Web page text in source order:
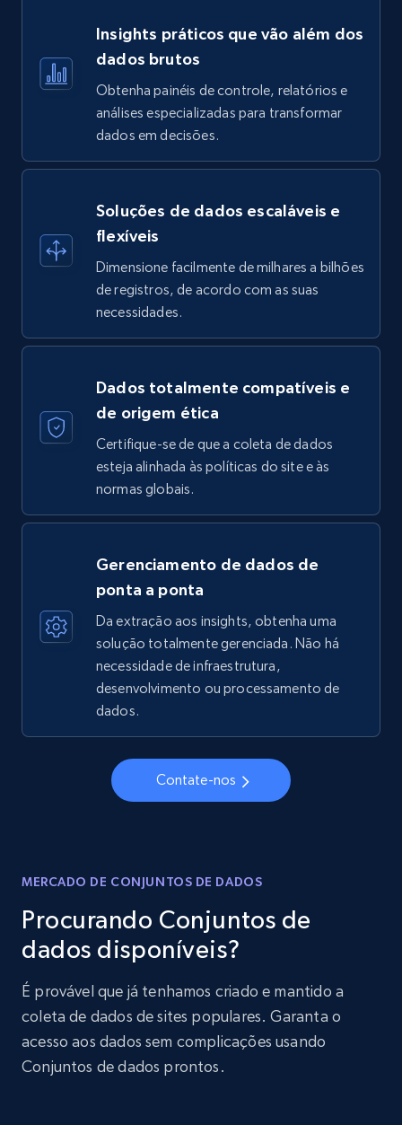
Insights práticos que vão além dos
dados brutos
Obtenha painéis de controle, relatórios e
análises especializadas para transformar
dados em decisões.
Soluções de dados escaláveis e
flexíveis
Dimensione facilmente de milhares a bilhões
de registros, de acordo com as suas
necessidades.
Dados totalmente compatíveis e
de origem ética
Certifique-se de que a coleta de dados
esteja alinhada às políticas do site e às
normas globais.
Gerenciamento de dados de
ponta a ponta
Da extração aos insights, obtenha uma
solução totalmente gerenciada. Não há
necessidade de infraestrutura,
desenvolvimento ou processamento de
dados.
Contate-nos
MERCADO DE CONJUNTOS DE DADOS
Procurando Conjuntos de
dados disponíveis?
É provável que já tenhamos criado e mantido a
coleta de dados de sites populares. Garanta o
acesso aos dados sem complicações usando
Conjuntos de dados prontos.